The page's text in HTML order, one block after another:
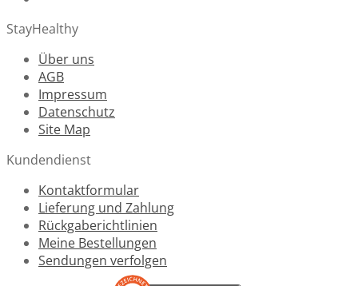
StayHealthy
Über uns
AGB
Impressum
Datenschutz
Site Map
Kundendienst
Kontaktformular
Lieferung und Zahlung
Rückgaberichtlinien
Meine Bestellungen
Sendungen verfolgen